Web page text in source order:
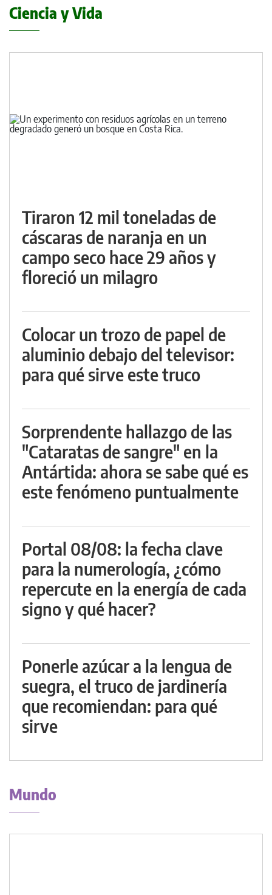
Ciencia y Vida
Tiraron 12 mil toneladas de
cáscaras de naranja en un
campo seco hace 29 años y
floreció un milagro
Colocar un trozo de papel de
aluminio debajo del televisor:
para qué sirve este truco
Sorprendente hallazgo de las
"Cataratas de sangre" en la
Antártida: ahora se sabe qué es
este fenómeno puntualmente
Portal 08/08: la fecha clave
para la numerología, ¿cómo
repercute en la energía de cada
signo y qué hacer?
Ponerle azúcar a la lengua de
suegra, el truco de jardinería
que recomiendan: para qué
sirve
Mundo